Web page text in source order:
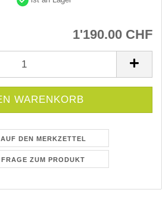
1'190.00 CHF
AUF DEN MERKZETTEL
FRAGE ZUM PRODUKT